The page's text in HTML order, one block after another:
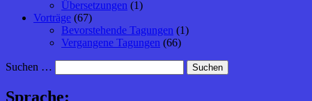
Übersetzungen (1)
Vorträge (67)
Bevorstehende Tagungen (1)
Vergangene Tagungen (66)
Suchen …
Sprache: